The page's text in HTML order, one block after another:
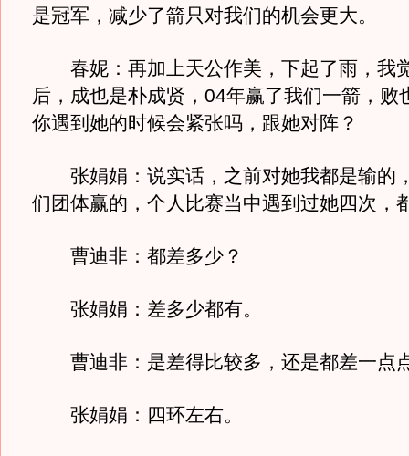
是冠军，减少了箭只对我们的机会更大。
春妮：再加上天公作美，下起了雨，我
后，成也是朴成贤，04年赢了我们一箭，败
你遇到她的时候会紧张吗，跟她对阵？
张娟娟：说实话，之前对她我都是输的
们团体赢的，个人比赛当中遇到过她四次，
曹迪非：都差多少？
张娟娟：差多少都有。
曹迪非：是差得比较多，还是都差一点
张娟娟：四环左右。